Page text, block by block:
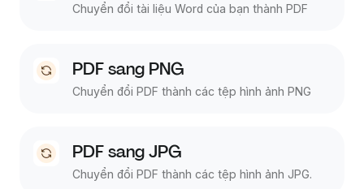
Chuyển đổi tài liệu Word của bạn thành PDF
PDF sang PNG
Chuyển đổi PDF thành các tệp hình ảnh PNG
PDF sang JPG
Chuyển đổi PDF thành các tệp hình ảnh JPG.